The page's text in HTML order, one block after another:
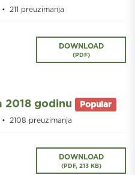
211 preuzimanja
DOWNLOAD
(PDF)
2018 godinu Popular
2108 preuzimanja
DOWNLOAD
(PDF, 213 KB)